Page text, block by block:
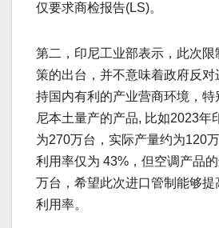
仅要求商检报告(LS)。
第二，印尼工业部表示，此次限
策的出台，并不意味着政府反对
持国内有利的产业营商环境，特
尼本土量产的产品, 比如2023年
为270万台，实际产量约为120
利用率仅为 43%，但空调产品
万台，希望此次进口管制能够提
利用率。